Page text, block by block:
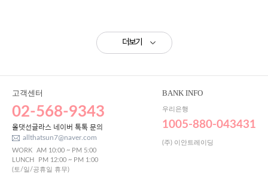
더보기
고객센터
02-568-9343
올댓선글라스 네이버 톡톡 문의
allthatsun7@naver.com
WORK
AM 10:00 ~ PM 5:00
LUNCH
PM 12:00 ~ PM 1:00
(토/일/공휴일 휴무)
BANK INFO
우리은행
1005-880-043431
(주) 이안트레이딩